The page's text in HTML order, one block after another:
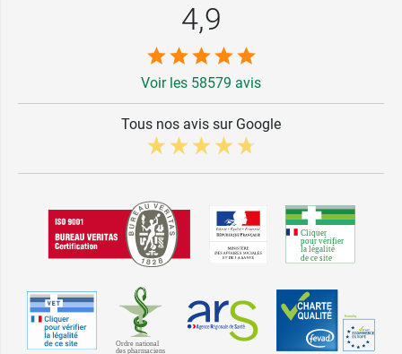
4,9
Voir les 58579 avis
Tous nos avis sur Google